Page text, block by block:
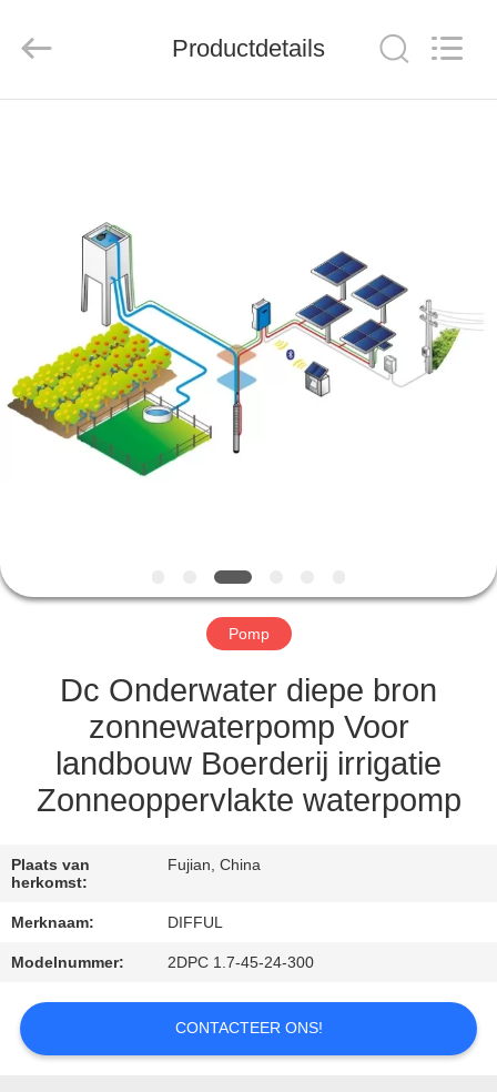
VIDEOS
ONS
FABRIEKSREIS
VRAAG
EEN
AAN
SITEMAP
PRIVACY
POLICY
Productdetails
Pomp
Dc Onderwater diepe bron
zonnewaterpomp Voor
landbouw Boerderij irrigatie
Zonneoppervlakte waterpomp
Plaats van
herkomst:
Fujian, China
Merknaam: DIFFUL
Modelnummer: 2DPC 1.7-45-24-300
CONTACTEER ONS!